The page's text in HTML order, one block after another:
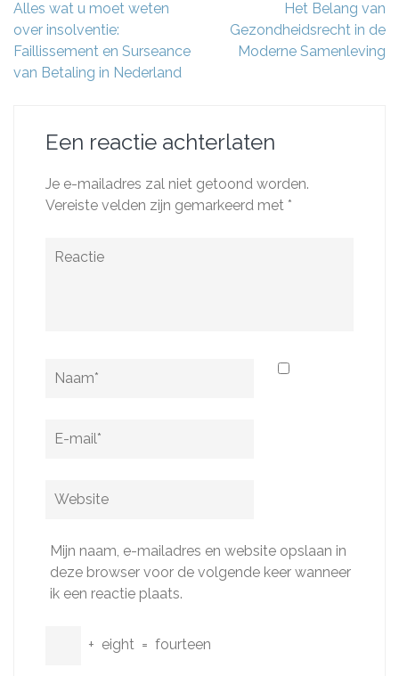
Berichtnavigatie
Alles wat u moet weten
over insolventie:
Faillissement en Surseance
van Betaling in Nederland
Het Belang van
Gezondheidsrecht in de
Moderne Samenleving
Een reactie achterlaten
Je e-mailadres zal niet getoond worden.
Vereiste velden zijn gemarkeerd met *
Reactie
Naam
E-
Website
Mijn naam, e-mailadres en website opslaan in
deze browser voor de volgende keer wanneer
ik een reactie plaats.
+ eight = fourteen